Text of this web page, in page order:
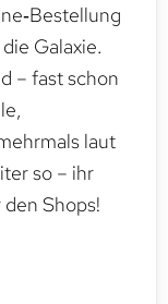
Galaxie.
– fast schon
laut
so – ihr
Shops!